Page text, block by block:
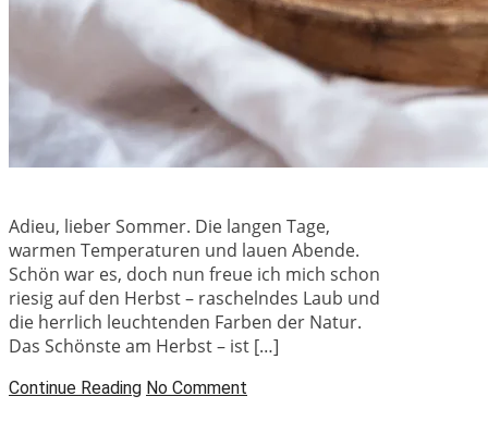
Adieu, lieber Sommer. Die langen Tage,
warmen Temperaturen und lauen Abende.
Schön war es, doch nun freue ich mich schon
riesig auf den Herbst – raschelndes Laub und
die herrlich leuchtenden Farben der Natur.
Das Schönste am Herbst – ist […]
Continue Reading No Comment